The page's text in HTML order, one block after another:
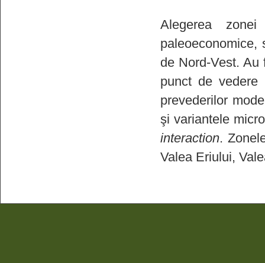
Alegerea
de Nord-Vest.
punct de vedere
prevederilor
şi variantele
interaction.
Valea Eriului,